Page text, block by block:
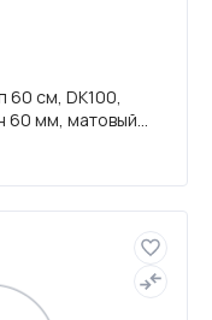
60 см, DK100,
60 мм, матовый